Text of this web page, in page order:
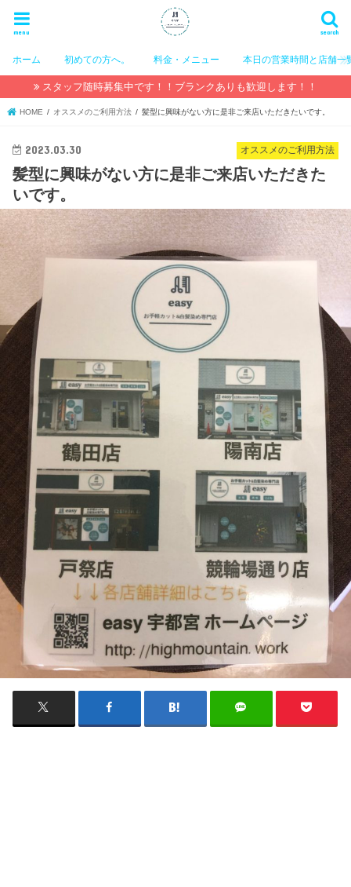
search
menu
ホーム 初めての方へ。 料金・メニュー 本日の営業時間と店舗一
スタッフ随時募集中です！！ブランクありも歓迎します！！
HOME オススメのご利用方法 髪型に興味がない方に是非ご来店いただきたいです。
オススメのご利用方法
2023.03.30
髪型に興味がない方に是非ご来店いただきた
いです。